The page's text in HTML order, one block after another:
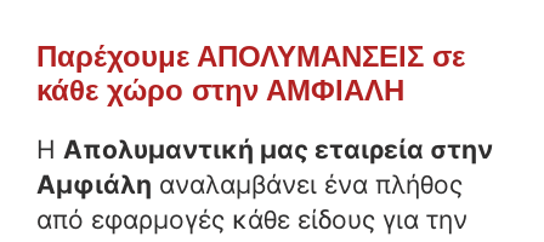
Παρέχουμε ΑΠΟΛΥΜΑΝΣΕΙΣ σε
κάθε χώρο στην ΑΜΦΙΑΛΗ
Η Απολυμαντική μας εταιρεία στην
Αμφιάλη αναλαμβάνει ένα πλήθος
από εφαρμογές κάθε είδους για την